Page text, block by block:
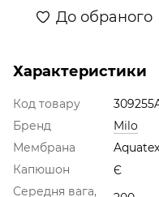
До обраного
Характеристики
Код товару
Бренд
Milo
Мембрана
Капюшон
Є
Середня вага,